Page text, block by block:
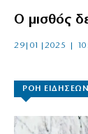
Ο μισθός
29|01|2025 |
ΡΟΗ ΕΙΔΗΣΕΩΝ